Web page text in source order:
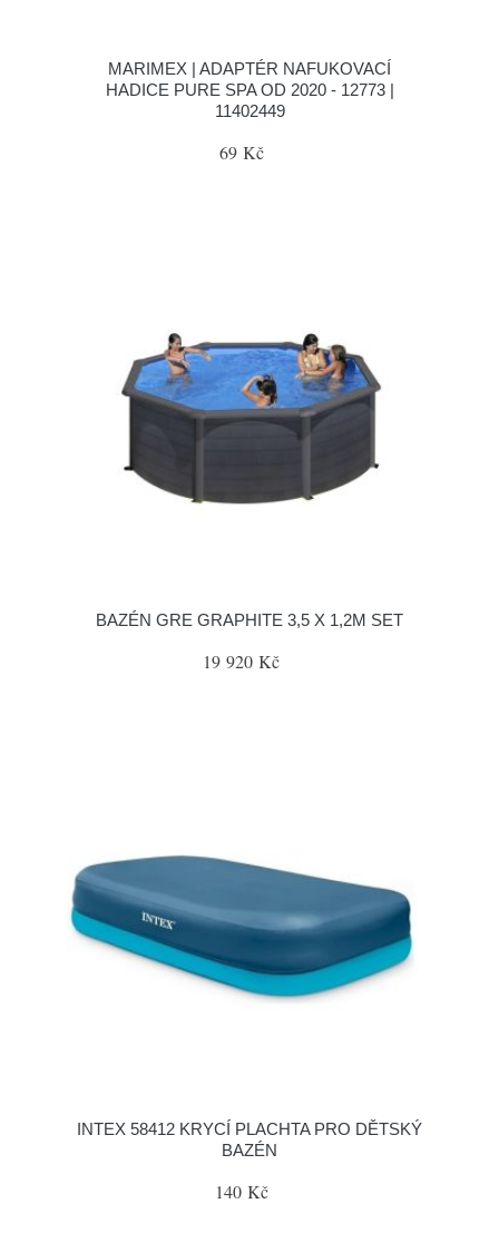
MARIMEX | ADAPTÉR NAFUKOVACÍ
HADICE PURE SPA OD 2020 - 12773 |
11402449
69 Kč
BAZÉN GRE GRAPHITE 3,5 X 1,2M SET
19 920 Kč
INTEX 58412 KRYCÍ PLACHTA PRO DĚTSKÝ
BAZÉN
140 Kč